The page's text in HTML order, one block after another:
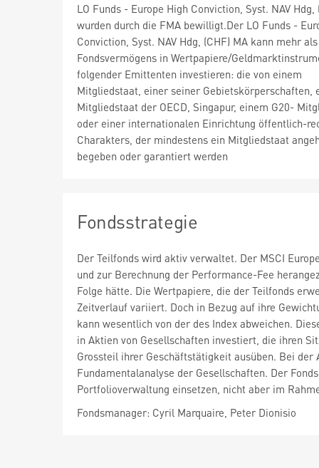
LO Funds - Europe High Conviction, Syst. NAV Hdg,
wurden durch die FMA bewilligt.Der LO Funds -
Conviction, Syst. NAV Hdg, (CHF) MA kann mehr
Fondsvermögens in Wertpapiere/
folgender Emittenten investieren: die von einem
Mitgliedstaat, einer seiner Gebietskörperschaften,
Mitgliedstaat der OECD, Singapur, einem G20-
oder einer internationalen Einrichtung öffentlich-
Charakters, der mindestens ein Mitgliedstaat
begeben oder garantiert werden
Fondsstrategie
Der Teilfonds wird aktiv verwaltet. Der MSCI
und zur Berechnung der Performance-Fee
Folge hätte. Die Wertpapiere, die der Teilfonds
Zeitverlauf variiert. Doch in Bezug auf ihre
kann wesentlich von der des Index abweichen.
in Aktien von Gesellschaften investiert, die ihren
Grossteil ihrer Geschäftstätigkeit ausüben. Bei
Fundamentalanalyse der Gesellschaften. Der
Portfolioverwaltung einsetzen, nicht aber im
Fondsmanager: Cyril Marquaire, Peter Dionisio